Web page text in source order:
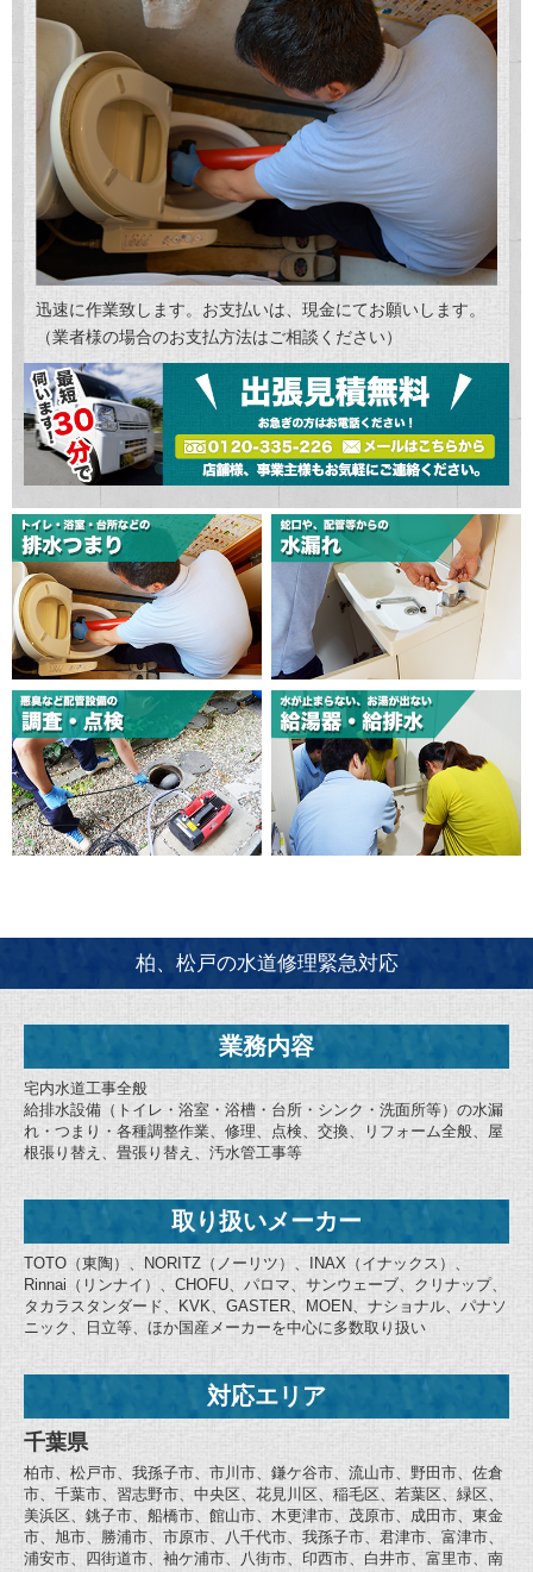
迅速に作業致します。お支払いは、現金にてお願いします。
（業者様の場合のお支払方法はご相談ください）
柏、松戸の水道修理緊急対応
業務内容
宅内水道工事全般
給排水設備（トイレ・浴室・浴槽・台所・シンク・洗面所等）の水漏
れ・つまり・各種調整作業、修理、点検、交換、リフォーム全般、屋
根張り替え、畳張り替え、汚水管工事等
取り扱いメーカー
TOTO（東陶）、NORITZ（ノーリツ）、INAX（イナックス）、
Rinnai（リンナイ）、CHOFU、パロマ、サンウェーブ、クリナップ、
タカラスタンダード、KVK、GASTER、MOEN、ナショナル、パナソ
ニック、日立等、ほか国産メーカーを中心に多数取り扱い
対応エリア
千葉県
柏市、松戸市、我孫子市、市川市、鎌ケ谷市、流山市、野田市、佐倉
市、千葉市、習志野市、中央区、花見川区、稲毛区、若葉区、緑区、
美浜区、銚子市、船橋市、館山市、木更津市、茂原市、成田市、東金
市、旭市、勝浦市、市原市、八千代市、我孫子市、君津市、富津市、
浦安市、四街道市、袖ケ浦市、八街市、印西市、白井市、富里市、南